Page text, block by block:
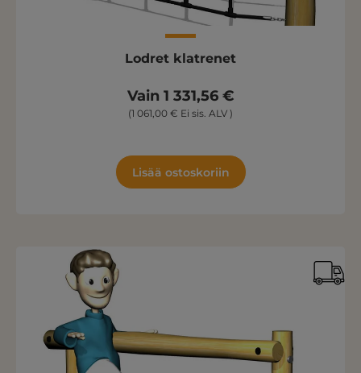
Lodret klatrenet
Vain 1 331,56 €
(1 061,00 € Ei sis. ALV )
Lisää ostoskoriin